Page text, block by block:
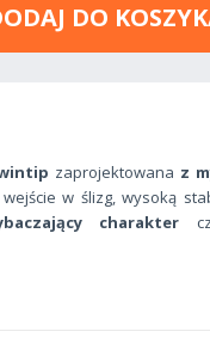
DO
zaprojektowana z
w ślizg, wysoką
charakter